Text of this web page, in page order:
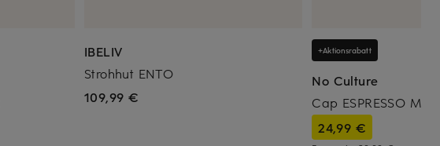
IBELIV
Strohhut ENTO
109,99 €
+Aktionsrabatt
No Culture
Cap ESPRESSO
24,99 €